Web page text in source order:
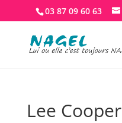
03 87 09 60 63
Lee Cooper